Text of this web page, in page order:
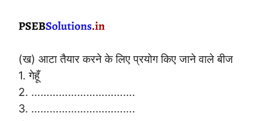
(ख) आटा तैयार करने के लिए प्रयोग किए जाने वाले बीज
1. गेहूँ
2. …………………………….
3. …………………………….